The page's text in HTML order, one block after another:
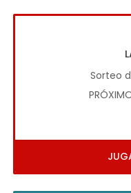
Sorteo